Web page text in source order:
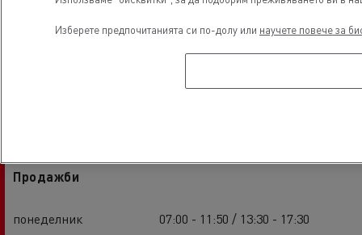
Продажби
понеделник
07:00 - 11:50 / 13:30 - 17:30
Изберете предпочитанията си по-долу или научете повече за